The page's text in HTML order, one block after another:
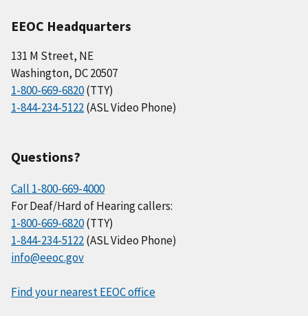
EEOC Headquarters
131 M Street, NE
Washington, DC 20507
1-800-669-6820(TTY)
1-844-234-5122(ASL Video Phone)
Questions?
Call 1-800-669-4000
For Deaf/Hard of Hearing callers:
1-800-669-6820(TTY)
1-844-234-5122(ASL Video Phone)
info@eeoc.gov
Find your nearest EEOC office